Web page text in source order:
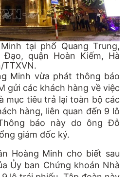
tại phố Quang Trung,
quận Hoàn Kiếm, Hà
TTXVN.
Minh vừa phát thông báo
gửi các khách hàng về việc
mục tiêu trả lại toàn bộ các
hàng, liên quan đến 9 lô
báo này do ông Đỗ
giám đốc ký.
Hoàng Minh cho biết sau
Ủy ban Chứng khoán Nhà